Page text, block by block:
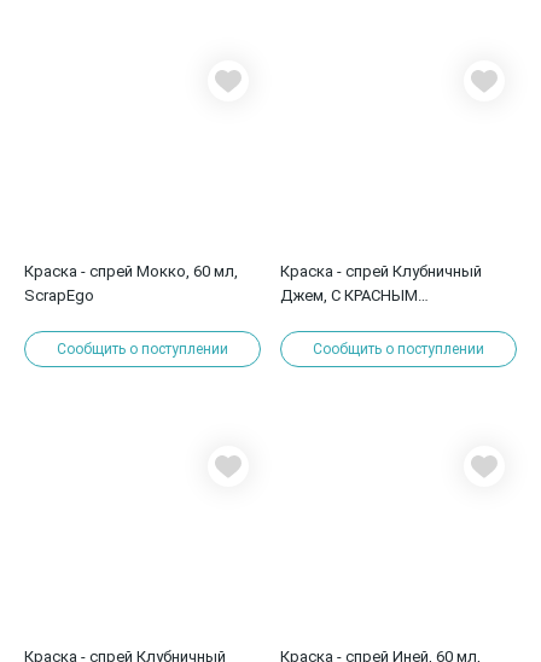
Краска - спрей Мокко, 60 мл,
ScrapEgo
Сообщить о поступлении
Краска - спрей Клубничный
Джем, С КРАСНЫМ
ScrapEgo
Сообщить о поступлении
Краска - спрей Клубничный
Краска - спрей Иней, 60 мл,